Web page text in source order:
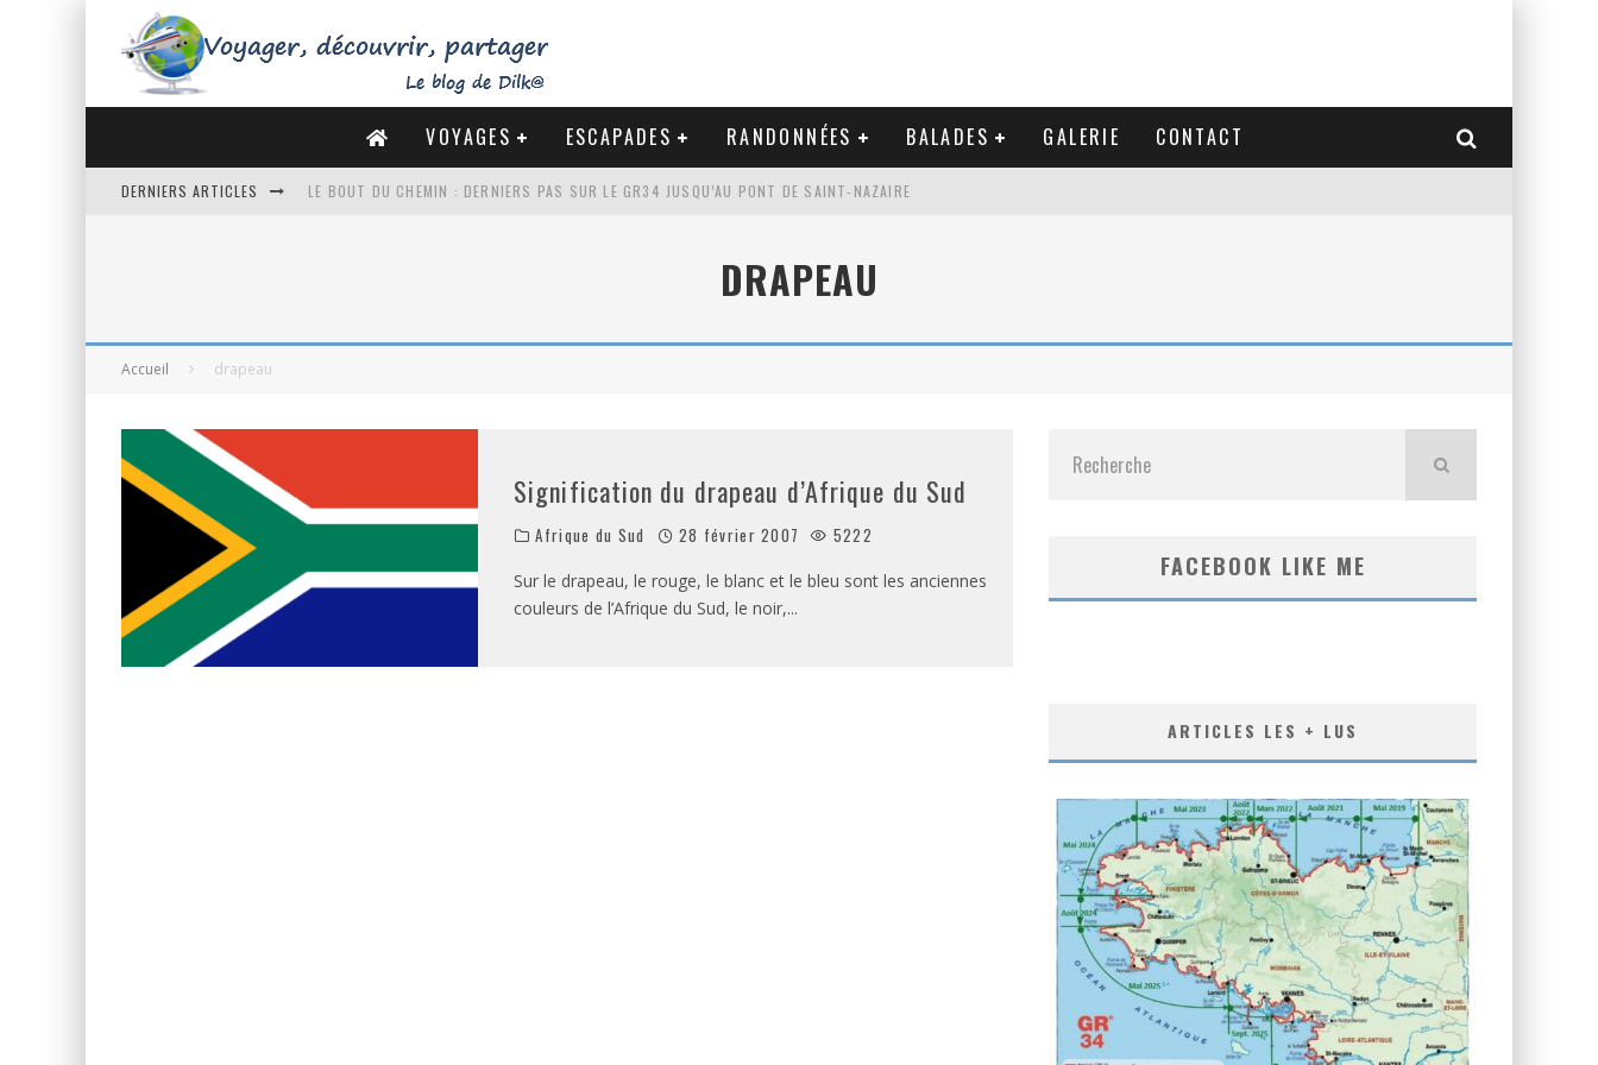
VOYAGES ESCAPADES RANDONNÉES BALADES GALERIE CONTACT
DERNIERS ARTICLES LE BOUT DU CHEMIN : DERNIERS PAS SUR LE GR34 JUSQU’AU PONT DE SAINT-NAZAIRE
DES MARAIS SALANTS DE GUÉRANDE À LA CÔTE SAUVAGE DU CROISICDRAPEAU
Accueil drapeau
Signification du drapeau d’Afrique du Sud
Afrique du Sud 28 février 2007 5222
Sur le drapeau, le rouge, le blanc et le bleu sont les anciennes
couleurs de l’Afrique du Sud, le noir,...
FACEBOOK LIKE ME
ARTICLES LES + LUS